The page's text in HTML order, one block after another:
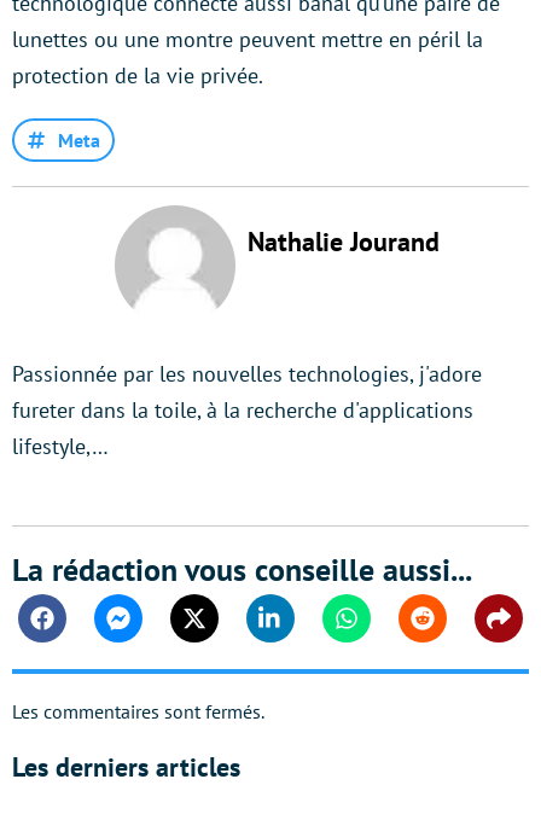
lunettes ou une montre peuvent mettre en péril la
protection de la vie privée.
Meta
Nathalie Jourand
Passionnée par les nouvelles technologies, j'adore
fureter dans la toile, à la recherche d'applications
lifestyle,…
La rédaction vous conseille aussi...
FacebookMessengerTwitter Linkedin WhatsappReddit
Les commentaires sont fermés.
Les derniers articles